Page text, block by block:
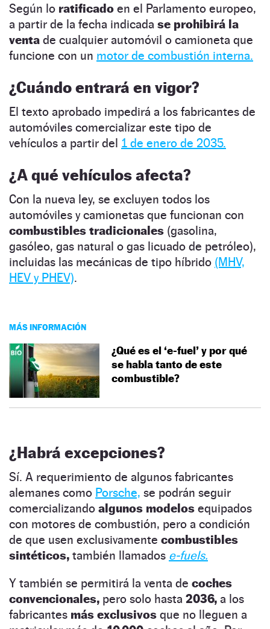
Según lo ratificado en el Parlamento europeo,
a partir de la fecha indicada se prohibirá la
venta de cualquier automóvil o camioneta que
funcione con un motor de combustión interna.
¿Cuándo entrará en vigor?
El texto aprobado impedirá a los fabricantes de
automóviles comercializar este tipo de
vehículos a partir del 1 de enero de 2035.
¿A qué vehículos afecta?
Con la nueva ley, se excluyen todos los
automóviles y camionetas que funcionan con
combustibles tradicionales (gasolina,
gasóleo, gas natural o gas licuado de petróleo),
incluidas las mecánicas de tipo híbrido (MHV,
HEV y PHEV).
MÁS INFORMACIÓN
¿Qué es el ‘e-fuel’ y por qué
se habla tanto de este
combustible?
¿Habrá excepciones?
Sí. A requerimiento de algunos fabricantes
alemanes como Porsche, se podrán seguir
comercializando algunos modelos equipados
con motores de combustión, pero a condición
de que usen exclusivamente combustibles
sintéticos, también llamados e-fuels.
Y también se permitirá la venta de coches
convencionales, pero solo hasta 2036, a los
fabricantes más exclusivos que no lleguen a